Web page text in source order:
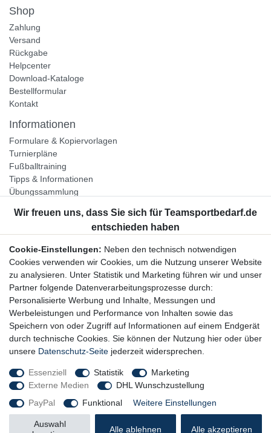
Shop
Zahlung
Versand
Rückgabe
Helpcenter
Download-Kataloge
Bestellformular
Kontakt
Informationen
Formulare & Kopiervorlagen
Turnierpläne
Fußballtraining
Tipps & Informationen
Übungssammlung
Unternehmen
Widerrufsrecht
Bestellung widerrufen
Datenschutzerklärung
AGB
Impressum
Newsletter
Newsletter-Anmeldung
Cookie-Einstellungen: Neben den technisch notwendigen
Cookies verwenden wir Cookies, um die Nutzung unserer Website
zu analysieren. Unter Statistik und Marketing führen wir und unser
Partner folgende Datenverarbeitungsprozesse durch:
Personalisierte Werbung und Inhalte, Messungen und
Werbeleistungen und Performance von Inhalten sowie das
Speichern von oder Zugriff auf Informationen auf einem Endgerät
durch technische Cookies. Sie können der Nutzung hier oder über
unsere Datenschutz-Seite jederzeit widersprechen.
Essenziell Statistik
Marketing
Externe Medien
DHL Wunschzustellung
PayPal
Funktional Weitere Einstellungen
Alle akzeptieren
Alle ablehnen
Auswahl